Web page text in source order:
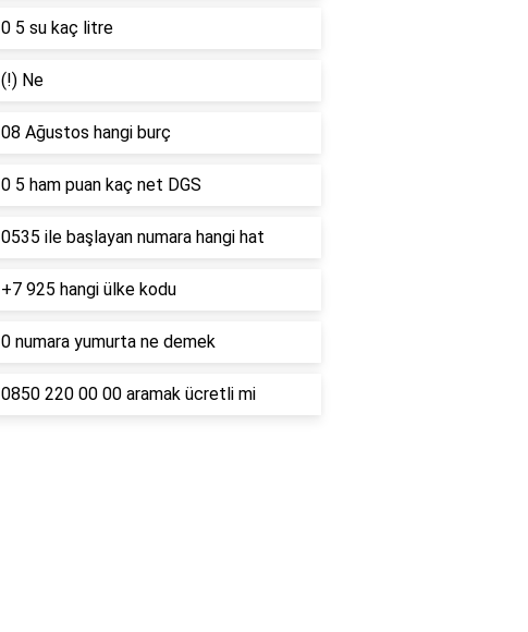
0 5 su kaç litre
(!) Ne
08 Ağustos hangi burç
0 5 ham puan kaç net DGS
0535 ile başlayan numara hangi hat
+7 925 hangi ülke kodu
0 numara yumurta ne demek
0850 220 00 00 aramak ücretli mi